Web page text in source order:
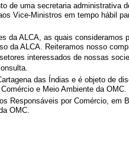
de uma secretaria administrativa
Vice-Ministros em tempo hábil
da ALCA, as quais consideramos
da ALCA. Reiteramos nosso
interessados de nossas
das Índias e é objeto de
e Meio Ambiente da OMC.
Responsáveis por Comércio, em
OMC.